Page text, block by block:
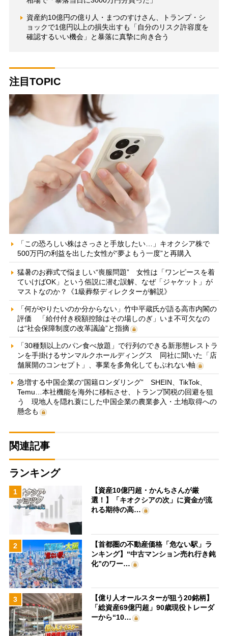
資産約10億円の億り人・まつのすけさん、トランプ・シ
ョックで1億円以上の損失出すも「自分のリスク許容度を
確認するいい機会」と暴落に真摯に向き合う
注目TOPIC
「この恐ろしい株はさっさと手放したい…」キオクシア株で
500万円の利益を出した女性が“夢よもう一度”と再購入
猛暑のお葬式で悩ましい“喪服問題” 女性は「ワンピースを着
ていけばOK」という俗説に潜む誤解、なぜ「ジャケット」が
マストなのか？《1級葬祭ディレクターが解説》
「何がやりたいのか分からない」竹中平蔵氏が語る高市内閣の
評価 「給付付き税額控除はその場しのぎ」いま不可欠なの
は“社会保障制度の改革議論”と指摘
「30種類以上のパン食べ放題」で行列のできる新形態レストラ
ンを手掛けるサンマルクホールディングス 同社に聞いた「店
舗展開のコンセプト」、事業を多角化してもぶれない軸
急増する中国企業の“国籍ロンダリング” SHEIN、TikTok、
Temu…本社機能を海外に移転させ、トランプ関税の回避を狙
う 現地人を隠れ蓑にした中国企業の農業参入・土地取得への
懸念も
関連記事
ランキング
1
【資産10億円超・かんちさんが厳
選！】「キオクシアの次」に資金が流
れる期待の高…
2
【首都圏の不動産価格「危ない駅」ラ
ンキング】“中古マンション売れ行き鈍
化”のワー…
3
【億り人オールスターが狙う20銘柄】
「総資産69億円超」90歳現役トレーダ
ーから“10…